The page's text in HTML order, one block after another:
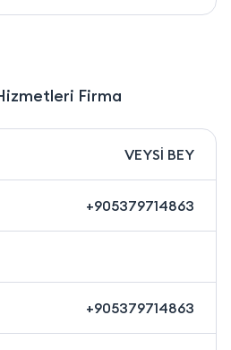
Firma
VEYSİ BEY
+905379714863
+905379714863